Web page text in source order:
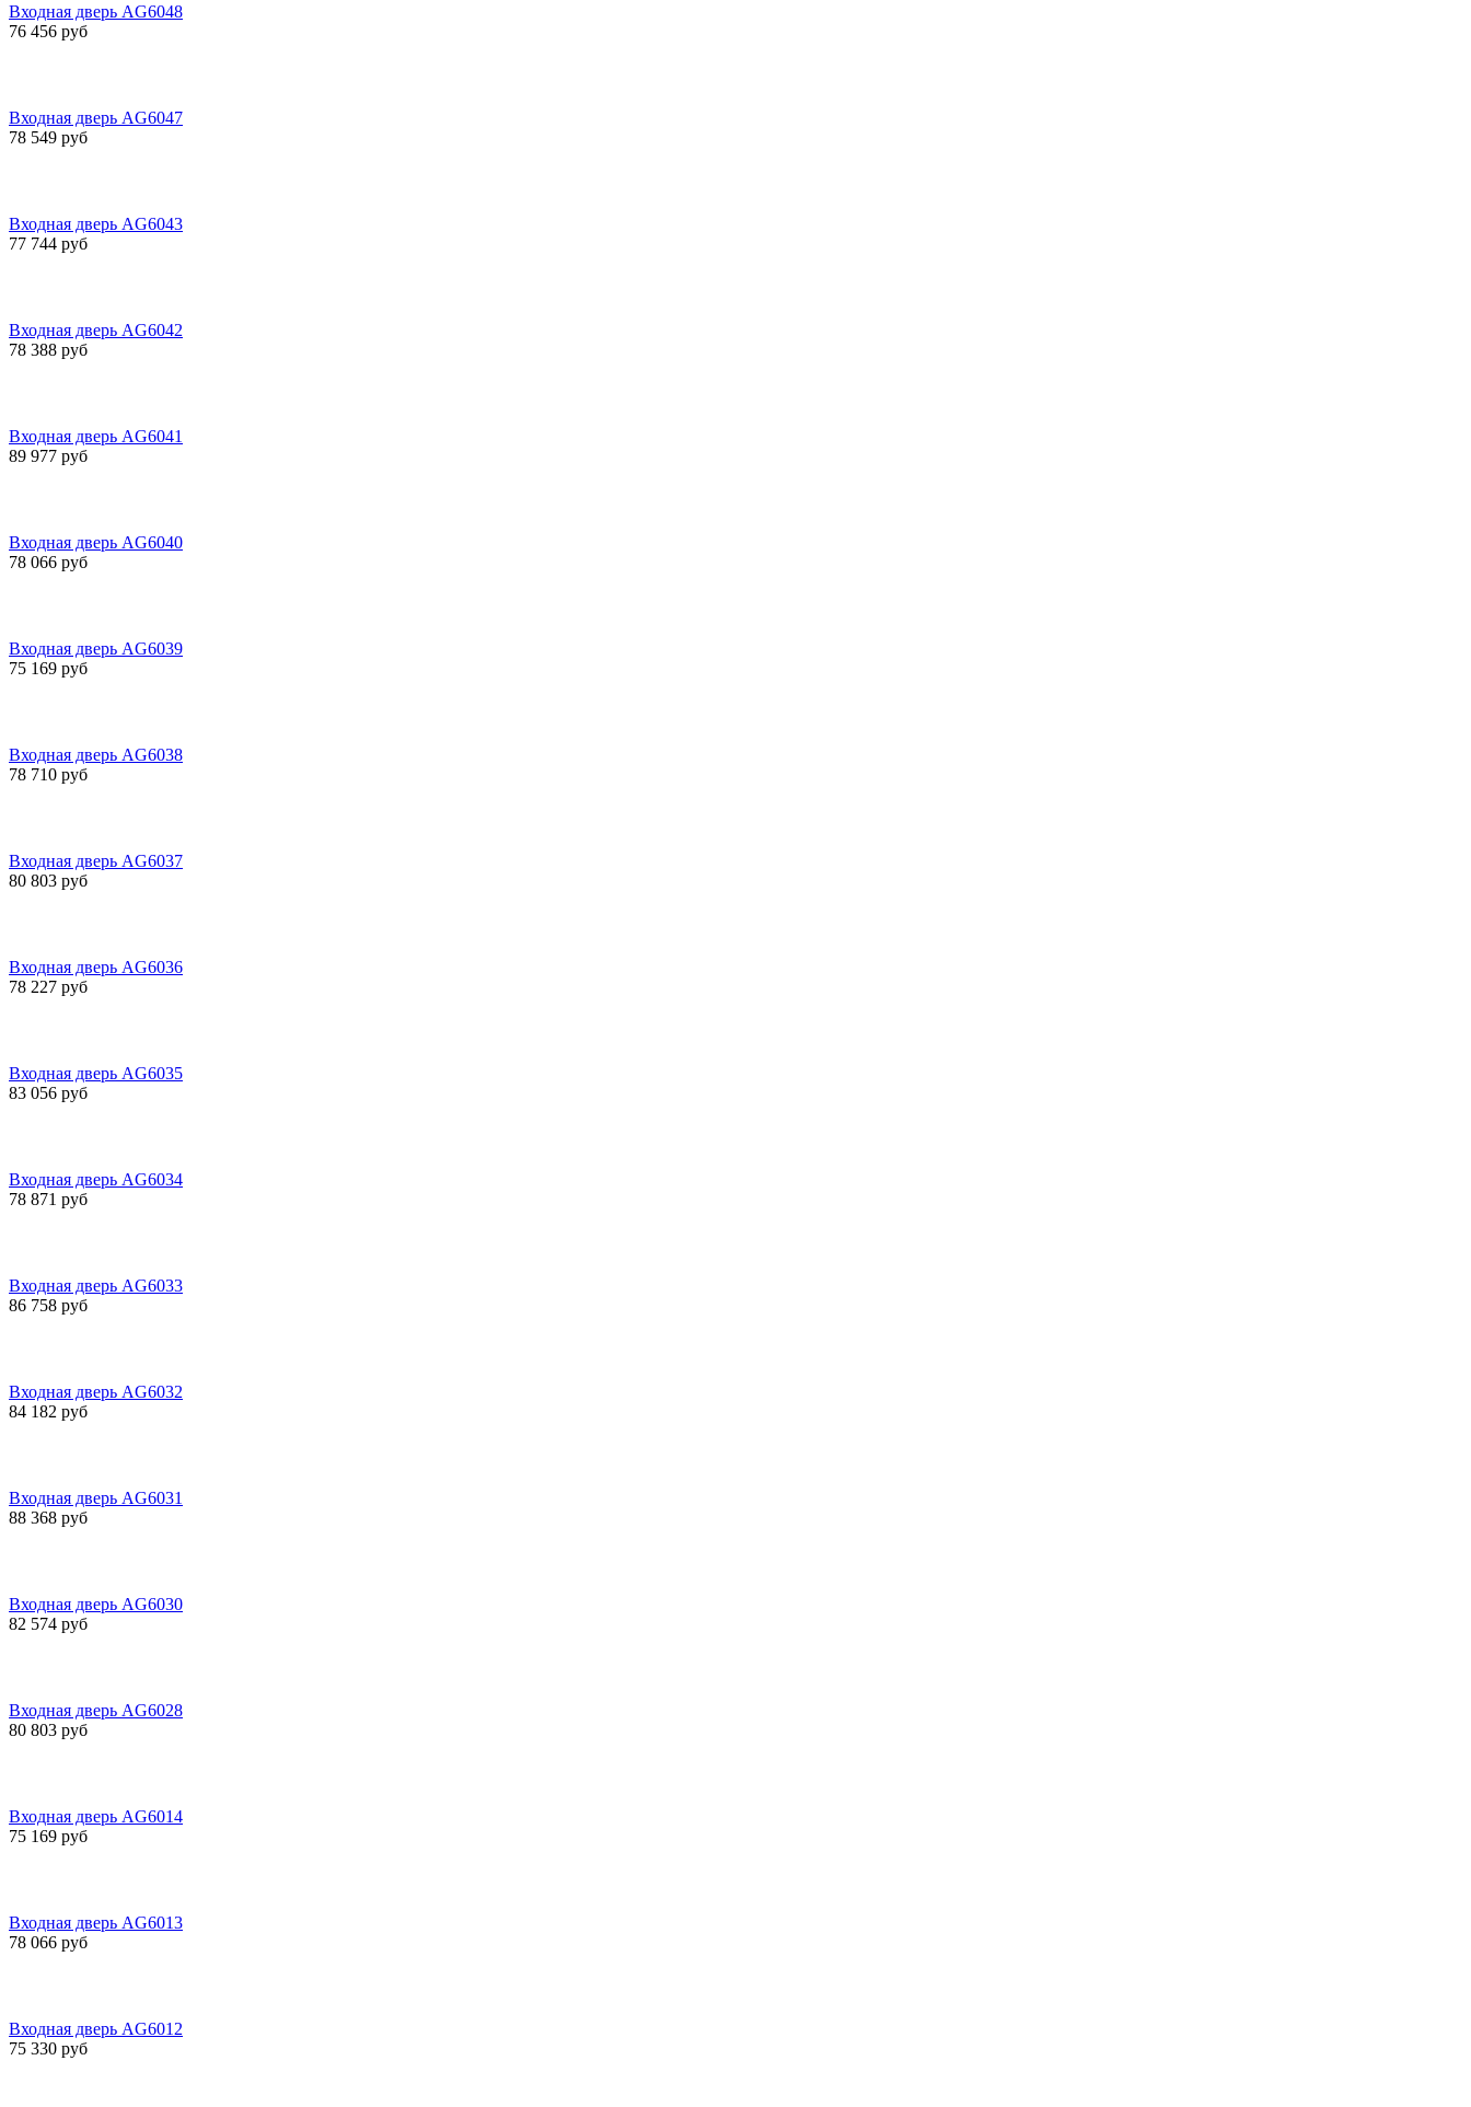
Входная дверь AG6048
76 456 руб
Входная дверь AG6047
78 549 руб
Входная дверь AG6043
77 744 руб
Входная дверь AG6042
78 388 руб
Входная дверь AG6041
89 977 руб
Входная дверь AG6040
78 066 руб
Входная дверь AG6039
75 169 руб
Входная дверь AG6038
78 710 руб
Входная дверь AG6037
80 803 руб
Входная дверь AG6036
78 227 руб
Входная дверь AG6035
83 056 руб
Входная дверь AG6034
78 871 руб
Входная дверь AG6033
86 758 руб
Входная дверь AG6032
84 182 руб
Входная дверь AG6031
88 368 руб
Входная дверь AG6030
82 574 руб
Входная дверь AG6028
80 803 руб
Входная дверь AG6014
75 169 руб
Входная дверь AG6013
78 066 руб
Входная дверь AG6012
75 330 руб